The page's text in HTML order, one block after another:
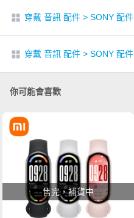
穿戴 音訊 配件 > SONY 配件
穿戴 音訊 配件 > SONY 配件
你可能會喜歡
售完，補貨中